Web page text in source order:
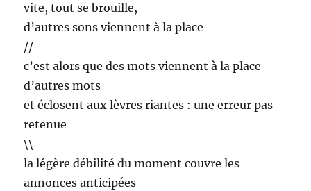
vite, tout se brouille,
d’autres sons viennent à la place
//
c’est alors que des mots viennent à la place
d’autres mots
et éclosent aux lèvres riantes : une erreur pas
retenue
\\
la légère débilité du moment couvre les
annonces anticipées